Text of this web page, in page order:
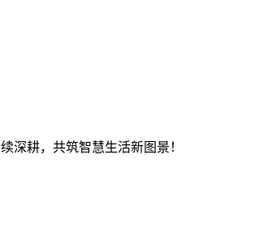
深耕，共筑智慧生活新图景！